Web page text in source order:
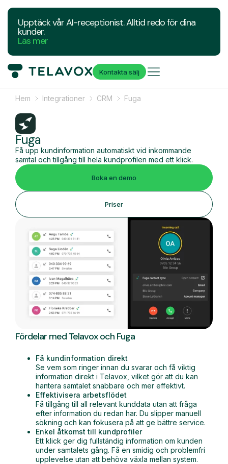
Upptäck vår AI-receptionist. Alltid redo för dina
kunder.
Läs mer
Kontakta sälj
Hem Integrationer CRM Fuga
Fuga
Få upp kundinformation automatiskt vid inkommande
samtal och tillgång till hela kundprofilen med ett klick.
Boka en demo
Priser
Fördelar med Telavox och Fuga
Få kundinformation direkt
Se vem som ringer innan du svarar och få viktig
information direkt i Telavox, vilket gör att du kan
hantera samtalet snabbare och mer effektivt.
Effektivisera arbetsflödet
Få tillgång till all relevant kunddata utan att fråga
efter information du redan har. Du slipper manuell
sökning och kan fokusera på att ge bättre service.
Enkel åtkomst till kundprofiler
Ett klick ger dig fullständig information om kunden
under samtalets gång. Få en smidig och problemfri
upplevelse utan att behöva växla mellan system.